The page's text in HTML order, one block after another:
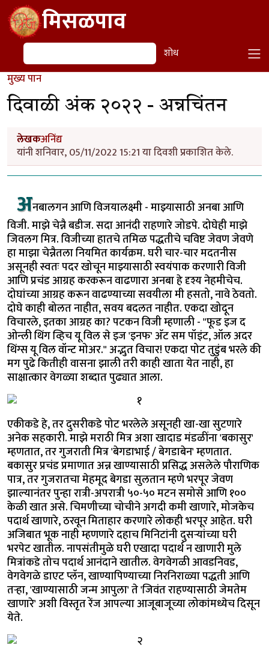
Skip to main contentमिसळपाव
शोध शोध
मुख्य पान
दिवाळी अंक २०२२ - अन्नचिंतन
लेखकअनिंद्य
यांनी शनिवार, 05/11/2022 15:21 या दिवशी प्रकाशित केले.
अनबालगन आणि विजयालक्ष्मी - माझ्यासाठी अनबा आणि
विजी. माझे चेन्नै बडीज. सदा आनंदी राहणारे जोडपे. दोघेही माझे
जिवलग मित्र. विजीच्या हातचे तमिळ पद्धतीचे चविष्ट जेवण जेवणे
हा माझा चेन्नैतला नियमित कार्यक्रम. घरी चार-चार मदतनीस
असूनही स्वतः पदर खोचून माझ्यासाठी स्वयंपाक करणारी विजी
आणि प्रचंड आग्रह करकरून वाढणारा अनबा हे दृश्य नेहमीचेच.
दोघांच्या आग्रह करून वाढण्याच्या सवयीला मी हसतो, नावे ठेवतो.
दोघे काही बोलत नाहीत, सवय बदलत नाहीत. एकदा खोदून
विचारले, इतका आग्रह का? पटकन विजी म्हणाली - "फूड इज द
ओन्ली थिंग व्हिच यू विल से इज 'इनफ' अ‍ॅट सम पॉइंट, ऑल अदर
थिंग्स यू विल वॉन्ट मोअर." अद्भुत विचार! एकदा पोट तुडुंब भरले की
मग पुढे कितीही वासना झाली तरी काही खाता येत नाही, हा
साक्षात्कार वेगळ्या शब्दात पुढ्यात आला.
एकीकडे हे, तर दुसरीकडे पोट भरलेले असूनही खा-खा सुटणारे
अनेक सहकारी. माझे मराठी मित्र अशा खादाड मंडळींना 'बकासुर'
म्हणतात, तर गुजराती मित्र 'बेगडाभाई / बेगडाबेन' म्हणतात.
बकासुर प्रचंड प्रमाणात अन्न खाण्यासाठी प्रसिद्ध असलेले पौराणिक
पात्र, तर गुजरातचा मेहमूद बेगडा सुलतान म्हणे भरपूर जेवण
झाल्यानंतर पुन्हा रात्री-अपरात्री ५०-५० मटन समोसे आणि १००
केळी खात असे. चिमणीच्या चोचीने अगदी कमी खाणारे, मोजकेच
पदार्थ खाणारे, ठरवून मिताहार करणारे लोकही भरपूर आहेत. घरी
अजिबात भूक नाही म्हणणारे दहाच मिनिटांनी दुसऱ्यांच्या घरी
भरपेट खातील. नापसंतीमुळे घरी एखादा पदार्थ न खाणारी मुले
मित्रांकडे तोच पदार्थ आनंदाने खातील. वेगवेगळी आवडनिवड,
वेगवेगळे डाएट प्लॅन, खाण्यापिण्याच्या निरनिराळ्या पद्धती आणि
तऱ्हा, 'खाण्यासाठी जन्म आपुला' ते 'जिवंत राहण्यासाठी जेमतेम
खाणारे' अशी विस्तृत रेंज आपल्या आजूबाजूच्या लोकांमध्येच दिसून
येते.